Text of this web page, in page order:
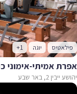
פילאטיס יוגה +1
יהושע ייבין 2, באר שבע